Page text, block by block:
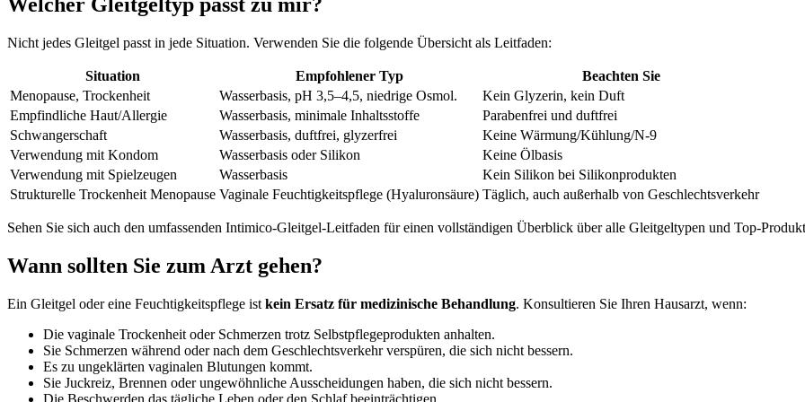
Nicht jedes Gleitgel passt in jede Situation. Verwenden Sie die folgende Übersicht als Leitfaden:
Situation Empfohlener Typ
Beachten Sie
Menopause, Trockenheit
Wasserbasis, pH 3,5–4,5, niedrige Osmol.
Kein Glyzerin, kein Duft
Empfindliche Haut/Allergie
Wasserbasis, minimale Inhaltsstoffe
Parabenfrei und duftfrei
Schwangerschaft
Wasserbasis, duftfrei, glyzerfrei
Keine Wärmung/Kühlung/N-9
Verwendung mit Kondom
Wasserbasis oder Silikon
Keine Ölbasis
Verwendung mit Spielzeugen
Wasserbasis
Kein Silikon bei Silikonprodukten
Strukturelle Trockenheit Menopause Vaginale Feuchtigkeitspflege (Hyaluronsäure) Täglich, auch außerhalb von Geschlechtsverkehr
Sehen Sie sich auch den umfassenden Intimico-Gleitgel-Leitfaden für einen vollständigen Überblick über alle Gleitgeltypen und Top-
Wann sollten Sie zum Arzt gehen?
Ein Gleitgel oder eine Feuchtigkeitspflege ist kein Ersatz für medizinische Behandlung. Konsultieren Sie Ihren Hausarzt, wenn:
Die vaginale Trockenheit oder Schmerzen trotz Selbstpflegeprodukten anhalten.
Sie Schmerzen während oder nach dem Geschlechtsverkehr verspüren, die sich nicht bessern.
Es zu ungeklärten vaginalen Blutungen kommt.
Sie Juckreiz, Brennen oder ungewöhnliche Ausscheidungen haben, die sich nicht bessern.
Die Beschwerden das tägliche Leben oder den Schlaf beeinträchtigen.